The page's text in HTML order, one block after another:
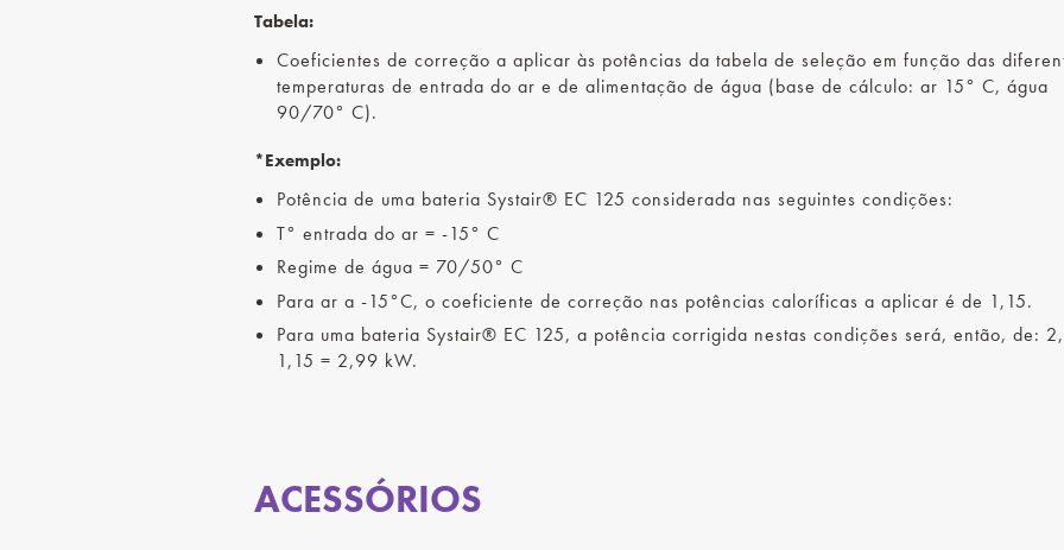
Tabela:
Coeficientes de correção a aplicar às potências da tabela de seleção em função das
temperaturas de entrada do ar e de alimentação de água (base de cálculo: ar 15° C, água
90/70° C).
*Exemplo:
Potência de uma bateria Systair® EC 125 considerada nas seguintes condições:
T° entrada do ar = -15° C
Regime de água = 70/50° C
Para ar a -15°C, o coeficiente de correção nas potências caloríficas a aplicar é de 1,15.
Para uma bateria Systair® EC 125, a potência corrigida nestas condições será, então, de:
1,15 = 2,99 kW.
ACESSÓRIOS